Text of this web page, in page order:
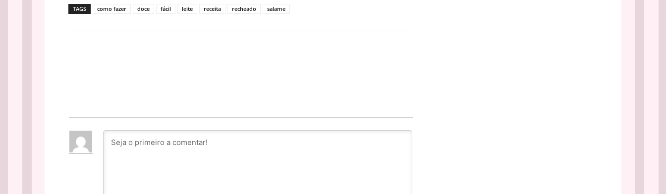
TAGS como fazer doce fácil leite receita recheado salame